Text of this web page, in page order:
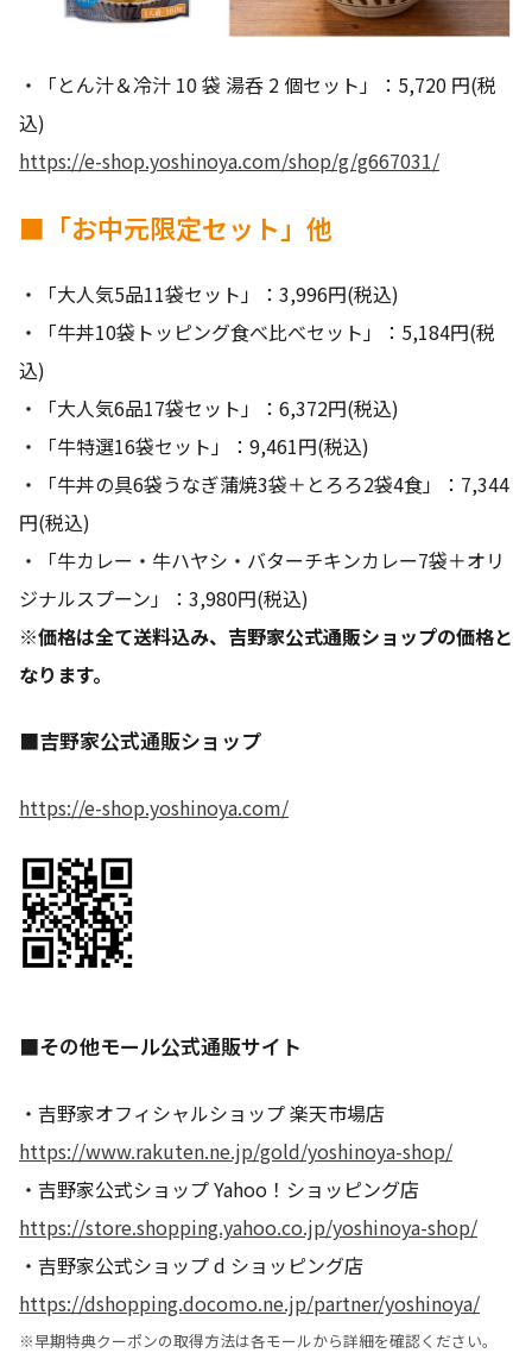
・「とん汁＆冷汁 10 袋 湯呑 2 個セット」：5,720 円(税
込)
https://e-shop.yoshinoya.com/shop/g/g667031/
■「お中元限定セット」他
・「大人気5品11袋セット」：3,996円(税込)
・「牛丼10袋トッピング食べ比べセット」：5,184円(税
込)
・「大人気6品17袋セット」：6,372円(税込)
・「牛特選16袋セット」：9,461円(税込)
・「牛丼の具6袋うなぎ蒲焼3袋＋とろろ2袋4食」：7,344
円(税込)
・「牛カレー・牛ハヤシ・バターチキンカレー7袋＋オリ
ジナルスプーン」：3,980円(税込)
※価格は全て送料込み、吉野家公式通販ショップの価格と
なります。
■吉野家公式通販ショップ
https://e-shop.yoshinoya.com/
■その他モール公式通販サイト
・吉野家オフィシャルショップ 楽天市場店
https://www.rakuten.ne.jp/gold/yoshinoya-shop/
・吉野家公式ショップ Yahoo！ショッピング店
https://store.shopping.yahoo.co.jp/yoshinoya-shop/
・吉野家公式ショップ d ショッピング店
https://dshopping.docomo.ne.jp/partner/yoshinoya/
※早期特典クーポンの取得方法は各モールから詳細を確認ください。